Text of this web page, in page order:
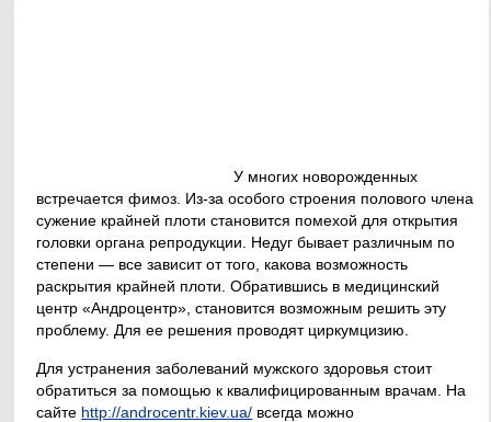
У многих новорожденных
встречается фимоз. Из-за особого строения полового члена
сужение крайней плоти становится помехой для открытия
головки органа репродукции. Недуг бывает различным по
степени — все зависит от того, какова возможность
раскрытия крайней плоти. Обратившись в медицинский
центр «Андроцентр», становится возможным решить эту
проблему. Для ее решения проводят циркумцизию.
Для устранения заболеваний мужского здоровья стоит
обратиться за помощью к квалифицированным врачам. На
сайте http://androcentr.kiev.ua/ всегда можно